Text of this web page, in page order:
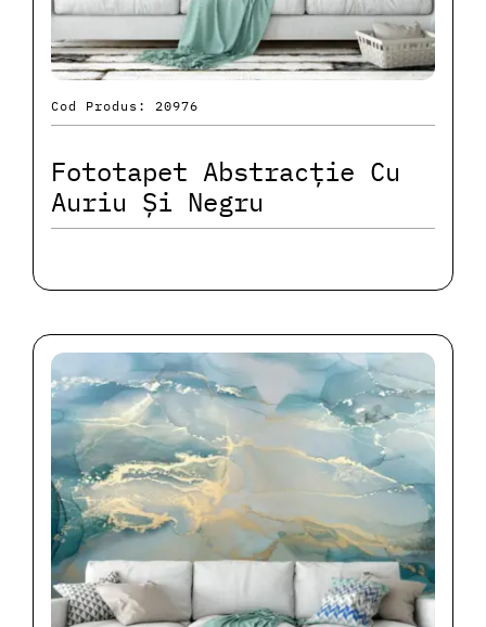
Cod Produs: 20976
Fototapet Abstracție Cu
Auriu Și Negru